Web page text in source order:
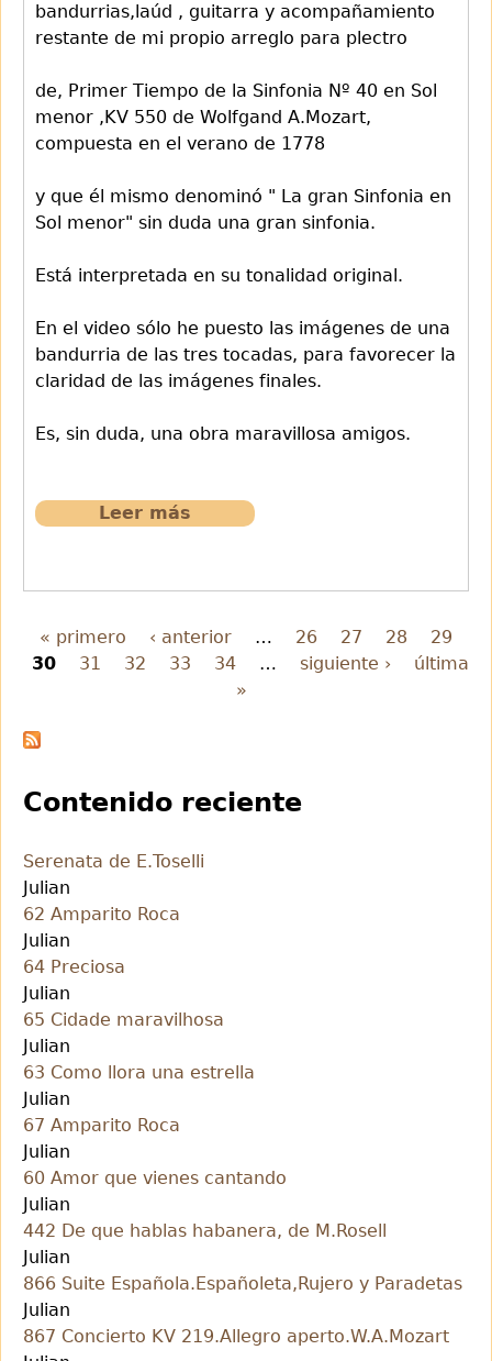
bandurrias,laúd , guitarra y acompañamiento
restante de mi propio arreglo para plectro
de, Primer Tiempo de la Sinfonia Nº 40 en Sol
menor ,KV 550 de Wolfgand A.Mozart,
compuesta en el verano de 1778
y que él mismo denominó " La gran Sinfonia en
Sol menor" sin duda una gran sinfonia.
Está interpretada en su tonalidad original.
En el video sólo he puesto las imágenes de una
bandurria de las tres tocadas, para favorecer la
claridad de las imágenes finales.
Es, sin duda, una obra maravillosa amigos.
Leer más
40.Sol
Tiempo.Mozart
Páginas
« primero ‹ anterior … 26 27 28
29
30
31 32 33 34 … siguiente ›
última
»
Contenido reciente
Serenata de E.Toselli
Julian
62 Amparito Roca
Julian
64 Preciosa
Julian
65 Cidade maravilhosa
Julian
63 Como llora una estrella
Julian
67 Amparito Roca
Julian
60 Amor que vienes cantando
Julian
442 De que hablas habanera, de M.Rosell
Julian
866 Suite Española.Españoleta,Rujero y Paradetas
Julian
867 Concierto KV 219.Allegro aperto.W.A.Mozart